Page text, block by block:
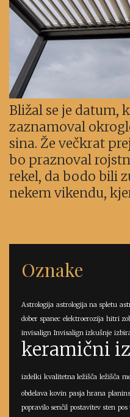
Bližal se je datum,
zaznamoval
sina. Že večkrat
bo praznoval
rekel, da bodo bili
nekem vikendu,
Oznake
Astrologija astrologija na spletu
dober spanec elektroerozija hitri
invisalign Invisalign izkušnje
keramični
izdelki kvalitetna ležišča ležišča
obdelava kovin pasja hrana
popravilo senčil postavitev sten pos